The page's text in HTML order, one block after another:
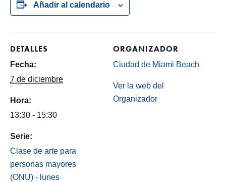
Añadir al calendario
DETALLES
Fecha:
7 de diciembre
Hora:
13:30 - 15:30
Serie:
Clase de arte para
personas mayores
(ONU) - lunes
ORGANIZADOR
Ciudad de Miami Beach
Ver la web del
Organizador